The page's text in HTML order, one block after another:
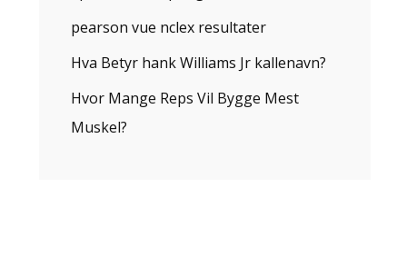
pearson vue nclex resultater
Hva Betyr hank Williams Jr kallenavn?
Hvor Mange Reps Vil Bygge Mest
Muskel?